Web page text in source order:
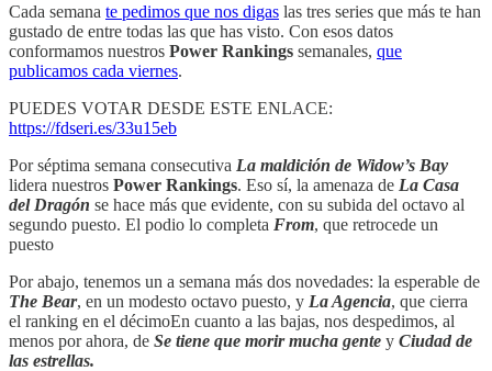
Cada semana te pedimos que nos digas las tres series que más te han
gustado de entre todas las que has visto. Con esos datos
conformamos nuestros Power Rankings semanales, que
publicamos cada viernes.
PUEDES VOTAR DESDE ESTE ENLACE:
https://fdseri.es/33u15eb
Por séptima semana consecutiva La maldición de Widow’s Bay
lidera nuestros Power Rankings. Eso sí, la amenaza de La Casa
del Dragón se hace más que evidente, con su subida del octavo al
segundo puesto. El podio lo completa From, que retrocede un
puesto
Por abajo, tenemos un a semana más dos novedades: la esperable de
The Bear, en un modesto octavo puesto, y La Agencia, que cierra
el ranking en el décimoEn cuanto a las bajas, nos despedimos, al
menos por ahora, de Se tiene que morir mucha gente y Ciudad de
las estrellas.